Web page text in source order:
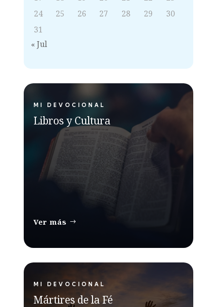
24
25 26 27 28 29
30
31
« Jul
MI DEVOCIONAL
Libros y Cultura
Ver más
MI DEVOCIONAL
Mártires de la Fé